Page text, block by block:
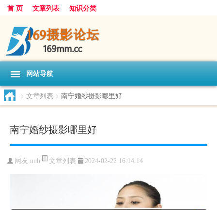
首 页 文章列表 知识分类
网站导航
> 文章列表 > 南宁婚纱摄影哪里好
南宁婚纱摄影哪里好
网友:nnh 文章列表 2024-02-22 16:14:14